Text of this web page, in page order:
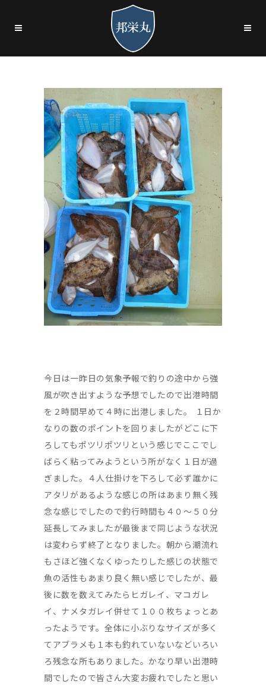
今日は一昨日の気象予報で釣りの途中から強
風が吹き出すような予想でしたので出港時間
を２時間早めて４時に出港しました。 １日か
なりの数のポイントを回りましたがどこに下
ろしてもポツリポツリという感じでここでし
ばらく粘ってみようという所がなく１日が過
ぎました。４人仕掛けを下ろして必ず誰かに
アタリがあるような感じの所はあまり無く残
念な感じでしたので釣行時間も４０～５０分
延長してみましたが最後まで同じような状況
は変わらず終了となりました。朝から潮流れ
もさほど強くなくゆったりした感じの状態で
魚の活性もあまり良く無い感じでしたが、最
後に数を数えてみたらヒガレイ、マコガレ
イ、ナメタガレイ併せて１００枚ちょっとあ
ったようです。全体に小ぶりなサイズが多く
てアブラメも１本も釣れていないなどいろい
ろ残念な所もありました。かなり早い出港時
間でしたので皆さん大変お疲れでしたと思い